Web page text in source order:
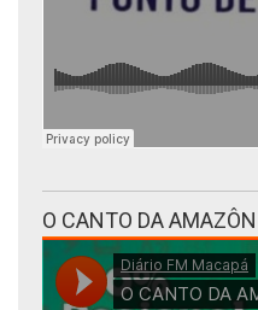
O CANTO DA